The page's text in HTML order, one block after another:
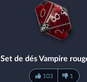
Set de dés Vampire
103 1